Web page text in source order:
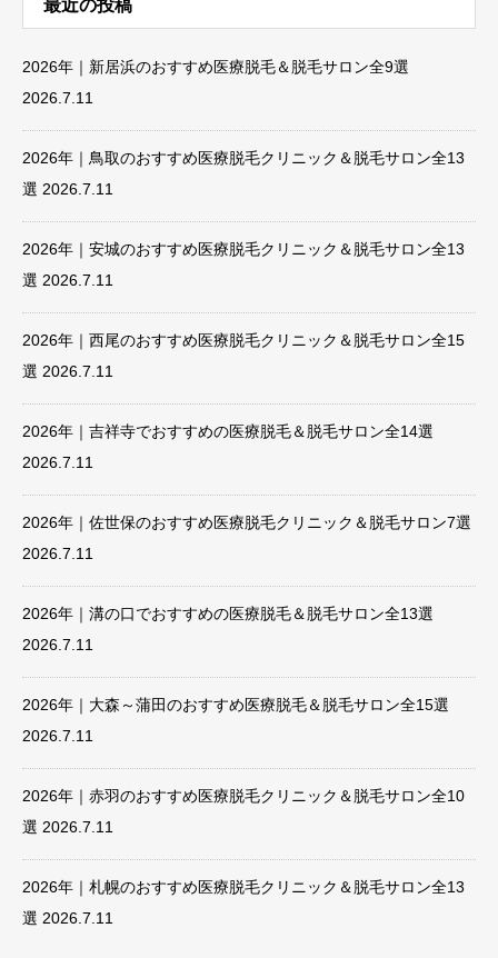
最近の投稿
2026年｜新居浜のおすすめ医療脱毛＆脱毛サロン全9選
2026.7.11
2026年｜鳥取のおすすめ医療脱毛クリニック＆脱毛サロン全13
選 2026.7.11
2026年｜安城のおすすめ医療脱毛クリニック＆脱毛サロン全13
選 2026.7.11
2026年｜西尾のおすすめ医療脱毛クリニック＆脱毛サロン全15
選 2026.7.11
2026年｜吉祥寺でおすすめの医療脱毛＆脱毛サロン全14選
2026.7.11
2026年｜佐世保のおすすめ医療脱毛クリニック＆脱毛サロン7選
2026.7.11
2026年｜溝の口でおすすめの医療脱毛＆脱毛サロン全13選
2026.7.11
2026年｜大森～蒲田のおすすめ医療脱毛＆脱毛サロン全15選
2026.7.11
2026年｜赤羽のおすすめ医療脱毛クリニック＆脱毛サロン全10
選 2026.7.11
2026年｜札幌のおすすめ医療脱毛クリニック＆脱毛サロン全13
選 2026.7.11